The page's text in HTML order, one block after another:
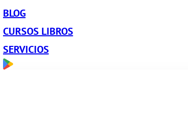
BLOG
CURSOS LIBROS
SERVICIOS